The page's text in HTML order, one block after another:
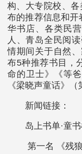
构、大专院校、
布的推荐信息和
华书店、各类民
人、青岛全民阅
情期间关于自然
布5种推荐书目，
命的卫士》《等
《梁晓声童话》（
新闻链接：
岛上书单·童
第一名 《残